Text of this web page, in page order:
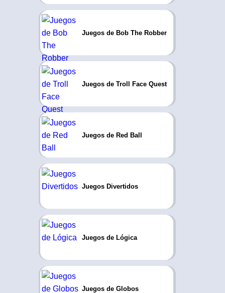
Juegos de Bob The Robber
Juegos de Troll Face Quest
Juegos de Red Ball
Juegos Divertidos
Juegos de Lógica
Juegos de Globos